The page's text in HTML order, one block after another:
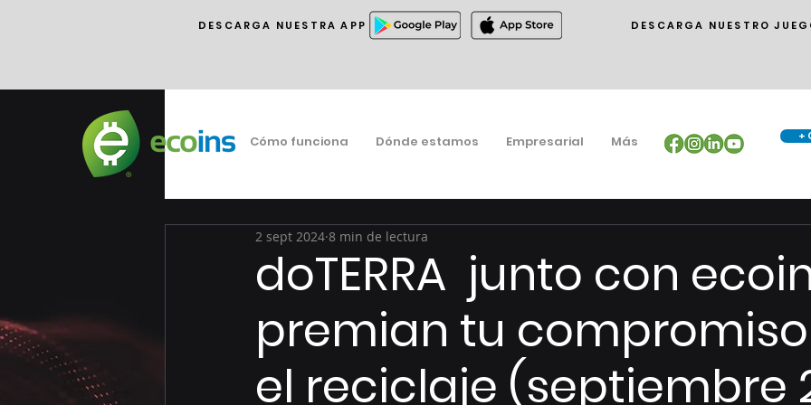
DESCARGA NUESTRA APP DESCARGA NUESTRO
+
Cómo funciona Dónde estamos Empresarial Más
doTERRA junto con
premian tu
el reciclaje (septiembre
2 sept 2024 8 min de lectura